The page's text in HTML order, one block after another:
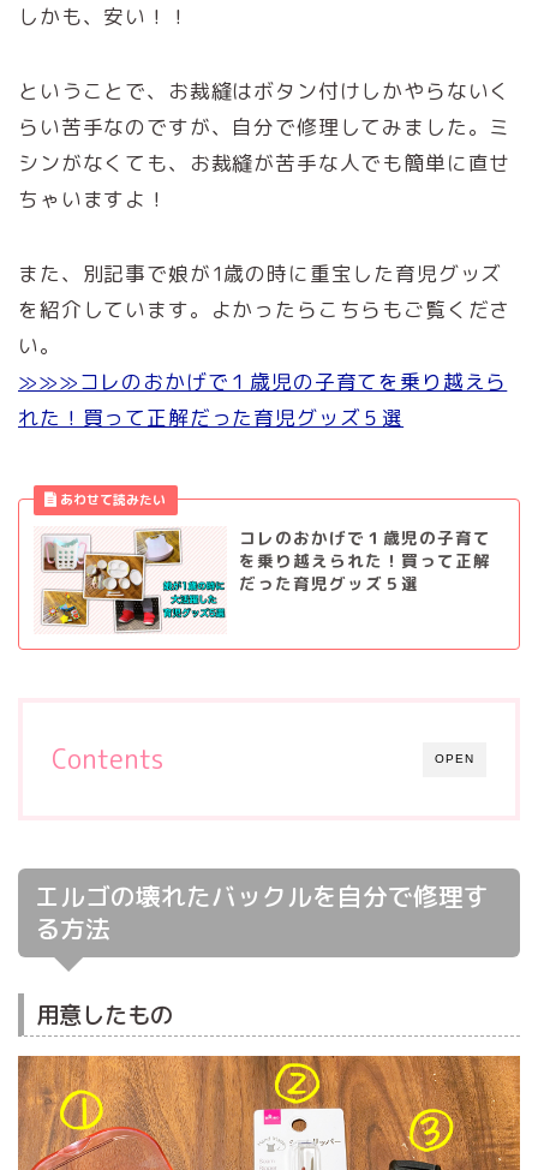
しかも、安い！！
ということで、お裁縫はボタン付けしかやらないく
らい苦手なのですが、自分で修理してみました。ミ
シンがなくても、お裁縫が苦手な人でも簡単に直せ
ちゃいますよ！
また、別記事で娘が1歳の時に重宝した育児グッズ
を紹介しています。よかったらこちらもご覧くださ
い。
≫≫≫コレのおかげで１歳児の子育てを乗り越えら
れた！買って正解だった育児グッズ５選
コレのおかげで１歳児の子育て
を乗り越えられた！買って正解
だった育児グッズ５選
OPEN
Contents
エルゴの壊れたバックルを自分で修理す
る方法
用意したもの